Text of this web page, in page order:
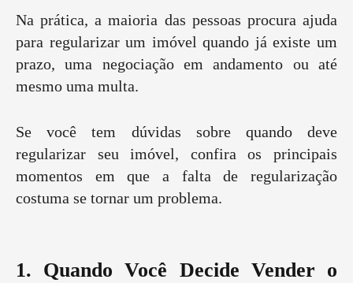
Na prática, a maioria das pessoas procura ajuda
para regularizar um imóvel quando já existe um
prazo, uma negociação em andamento ou até
mesmo uma multa.
Se você tem dúvidas sobre quando deve
regularizar seu imóvel, confira os principais
momentos em que a falta de regularização
costuma se tornar um problema.
1. Quando Você Decide Vender o